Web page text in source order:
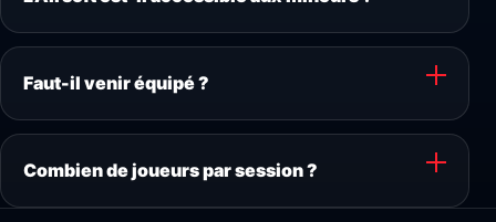
Faut-il venir équipé ?
Combien de joueurs par session ?